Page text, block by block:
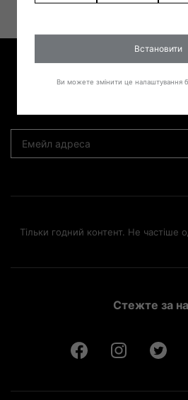
Встановити
Ви можете змінити це налаштування
Тільки годний контент. Не частіше
Стежте за